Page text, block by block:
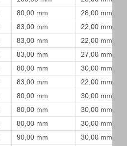
80,00 mm
28,00 mm
83,00 mm
22,00 mm
83,00 mm
22,00 mm
83,00 mm
27,00 mm
80,00 mm
30,00 mm
83,00 mm
22,00 mm
80,00 mm
30,00 mm
80,00 mm
30,00 mm
80,00 mm
30,00 mm
90,00 mm
30,00 mm